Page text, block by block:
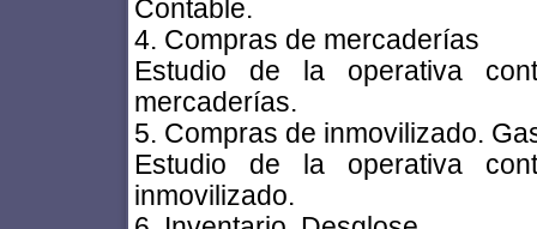
Contable.
4. Compras de mercaderías
Estudio de la operativa
mercaderías.
5. Compras de inmovilizado.
Estudio de la operativa
inmovilizado.